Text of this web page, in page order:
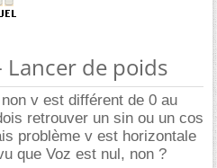
Lancer de poids
v est différent de 0 au
retrouver un sin ou un cos
problème v est horizontale
que Voz est nul, non ?